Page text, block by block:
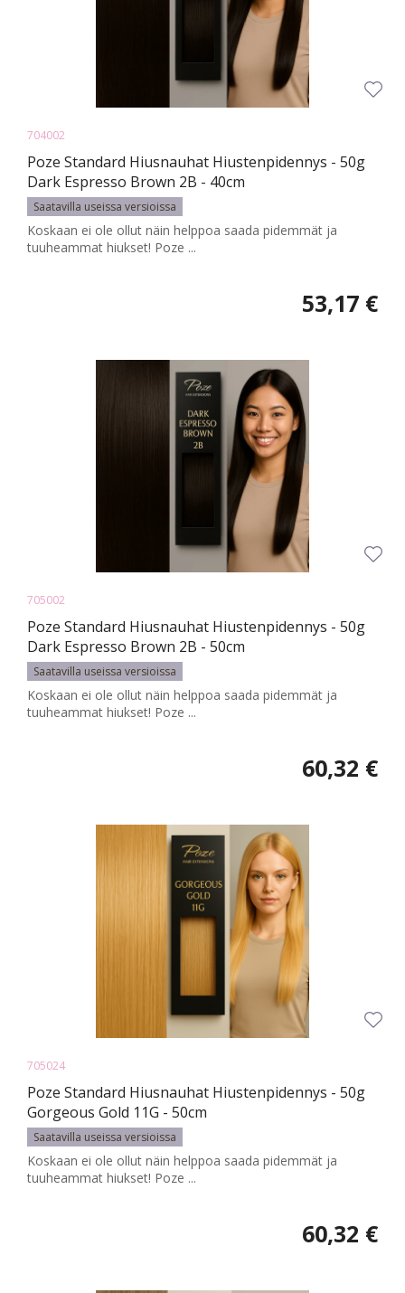
704002
Poze Standard Hiusnauhat Hiustenpidennys - 50g
Dark Espresso Brown 2B - 40cm
Saatavilla useissa versioissa
Koskaan ei ole ollut näin helppoa saada pidemmät ja
tuuheammat hiukset! Poze ...
53,17 €
705002
Poze Standard Hiusnauhat Hiustenpidennys - 50g
Dark Espresso Brown 2B - 50cm
Saatavilla useissa versioissa
Koskaan ei ole ollut näin helppoa saada pidemmät ja
tuuheammat hiukset! Poze ...
60,32 €
705024
Poze Standard Hiusnauhat Hiustenpidennys - 50g
Gorgeous Gold 11G - 50cm
Saatavilla useissa versioissa
Koskaan ei ole ollut näin helppoa saada pidemmät ja
tuuheammat hiukset! Poze ...
60,32 €